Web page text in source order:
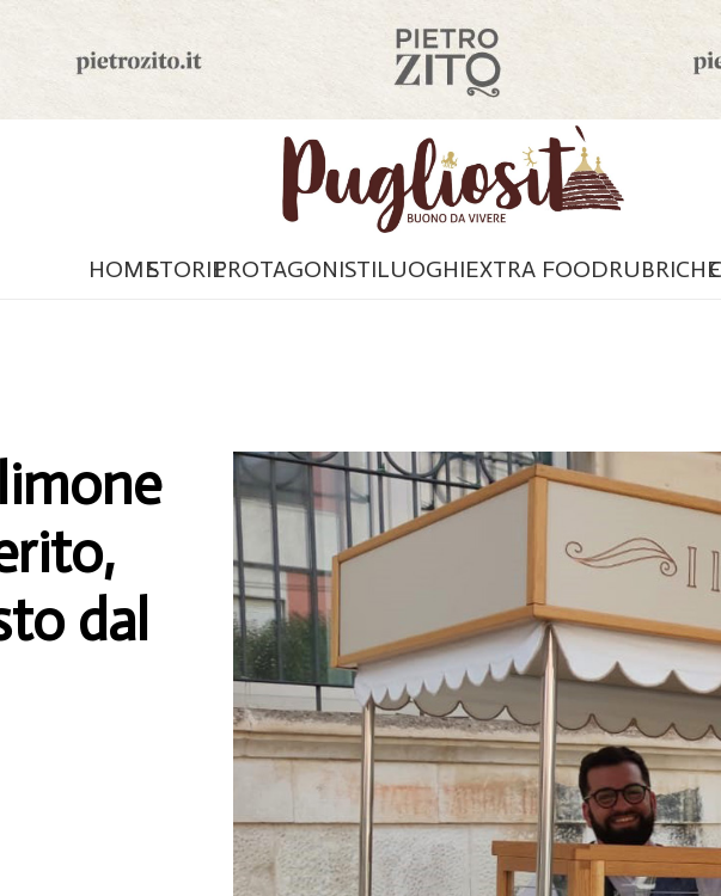
HOMESTORIEPROTAGONISTILUOGHIEXTRA FOODRUBRICHE
dal